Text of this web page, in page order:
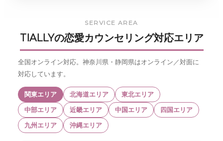
SERVICE AREA
TIALLYの恋愛カウンセリング対応エリア
全国オンライン対応。神奈川県・静岡県はオンライン／対面に
対応しています。
関東エリア 北海道エリア
東北エリア
中部エリア
近畿エリア 中国エリア
四国エリア
九州エリア
沖縄エリア